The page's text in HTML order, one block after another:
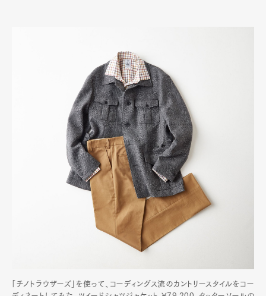
「チノトラウザーズ」を使って、コーディングス流のカントリースタイルをコー